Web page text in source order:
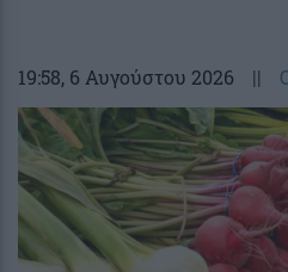
19:58, 6 Αυγούστου 2026 ||